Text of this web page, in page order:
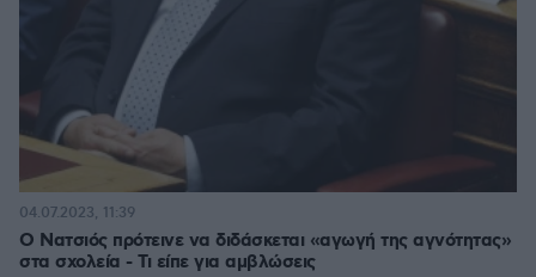
Ο Νατσιός πρότεινε να διδάσκεται «αγωγή της αγνότητας»
στα σχολεία - Τι είπε για αμβλώσεις
04.07.2023, 11:39